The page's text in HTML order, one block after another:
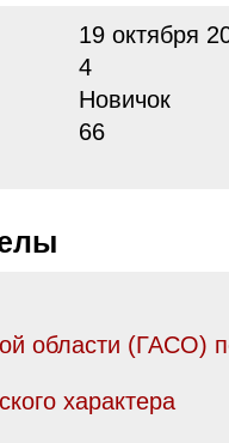
19 октября
4
Новичок
66
области (ГАСО)
характера